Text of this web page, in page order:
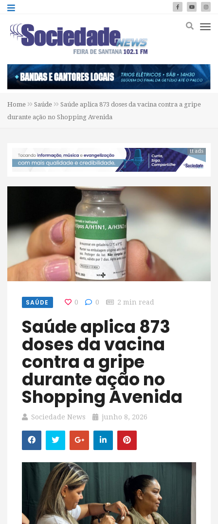
Home Saúde
Saúde aplica 873 doses da vacina contra a gripe
durante ação no Shopping Avenida
tt ads
SAÚDE 0 0 2 min read
Saúde aplica 873
doses da vacina
contra a gripe
durante ação no
Shopping Avenida
Sociedade News junho 8, 2026